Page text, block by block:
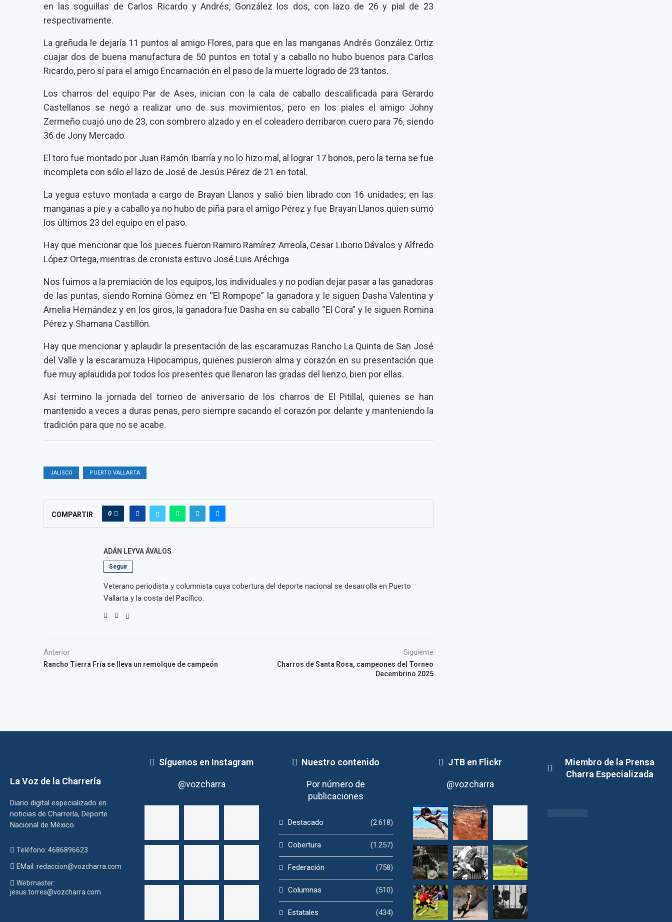
en las soguillas de Carlos Ricardo y Andrés, González los dos, con lazo de 26 y pial de 23
respectivamente.
La greñuda le dejaría 11 puntos al amigo Flores, para que en las manganas Andrés González Ortiz
cuajar dos de buena manufactura de 50 puntos en total y a caballo no hubo buenos para Carlos
Ricardo, pero sí para el amigo Encarnación en el paso de la muerte logrado de 23 tantos.
Los charros del equipo Par de Ases, inician con la cala de caballo descalificada para Gerardo
Castellanos se negó a realizar uno de sus movimientos, pero en los piales el amigo Johny
Zermeño cuajó uno de 23, con sombrero alzado y en el coleadero derribaron cuero para 76, siendo
36 de Jony Mercado.
El toro fue montado por Juan Ramón Ibarría y no lo hizo mal, al lograr 17 bonos, pero la terna se fue
incompleta con sólo el lazo de José de Jesús Pérez de 21 en total.
La yegua estuvo montada a cargo de Brayan Llanos y salió bien librado con 16 unidades; en las
manganas a pie y a caballo ya no hubo de piña para el amigo Pérez y fue Brayan Llanos quien sumó
los últimos 23 del equipo en el paso.
Hay que mencionar que los jueces fueron Ramiro Ramírez Arreola, Cesar Liborio Dávalos y Alfredo
López Ortega, mientras de cronista estuvo José Luis Aréchiga
Nos fuimos a la premiación de los equipos, los individuales y no podían dejar pasar a las ganadoras
de las puntas, siendo Romina Gómez en “El Rompope” la ganadora y le siguen Dasha Valentina y
Amelia Hernández y en los giros, la ganadora fue Dasha en su caballo “El Cora” y le siguen Romina
Pérez y Shamana Castillón.
Hay que mencionar y aplaudir la presentación de las escaramuzas Rancho La Quinta de San José
del Valle y la escaramuza Hipocampus, quienes pusieron alma y corazón en su presentación que
fue muy aplaudida por todos los presentes que llenaron las gradas del lienzo, bien por ellas.
Así termino la jornada del torneo de aniversario de los charros de El Pitillal, quienes se han
mantenido a veces a duras penas, pero siempre sacando el corazón por delante y manteniendo la
tradición para que no se acabe.
JALISCO PUERTO VALLARTA
COMPARTIR 0
ADÁN LEYVA ÁVALOS
Seguir
Veterano periodista y columnista cuya cobertura del deporte nacional se desarrolla en Puerto
Vallarta y la costa del Pacífico.
Anterior
Rancho Tierra Fría se lleva un remolque de campeón
Siguiente
Charros de Santa Rosa, campeones del Torneo
Decembrino 2025
La Voz de la Charrería
Diario digital especializado en
noticias de Charrería, Deporte
Nacional de México.
Teléfono: 4686896623
EMail: redaccion@vozcharra.com
Webmaster:
jesus.torres@vozcharra.com
Síguenos en Instagram
@vozcharra
Nuestro contenido
Por número de
publicaciones
Destacado (2.618)
Cobertura (1.257)
Federación (758)
Columnas (510)
Estatales (434)
JTB en Flickr
@vozcharra
Miembro de la Prensa
Charra Especializada